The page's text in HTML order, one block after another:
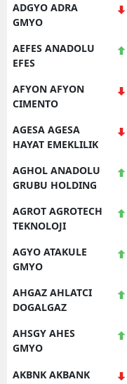
ADGYO ADRA
GMYO
AEFES ANADOLU
EFES
AFYON AFYON
CIMENTO
AGESA AGESA
HAYAT EMEKLILIK
AGHOL ANADOLU
GRUBU HOLDING
AGROT AGROTECH
TEKNOLOJI
AGYO ATAKULE
GMYO
AHGAZ AHLATCI
DOGALGAZ
AHSGY AHES
GMYO
AKBNK AKBANK